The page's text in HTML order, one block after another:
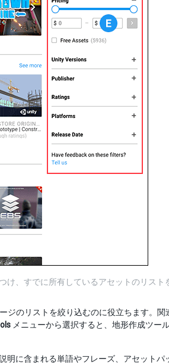
、すでに所有しているアセットのリスト
ジのリストを絞り込むのに役立ちます。
メニューから選択すると、地形作成ツー
に含まれる単語やフレーズ、アセット